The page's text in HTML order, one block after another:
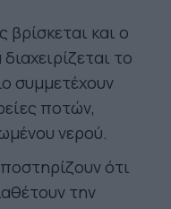
βρίσκεται και ο
το
συμμετέχουν
ποτών,
νερού.
ότι
την